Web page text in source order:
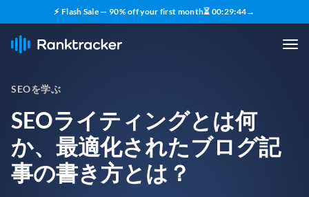
⚡ Flash Sale — 90% off your first month⏳ 00:29:43→
SEOを学ぶ
SEOライティングとは何
か、最適化されたブログ記
事の書き方とは？